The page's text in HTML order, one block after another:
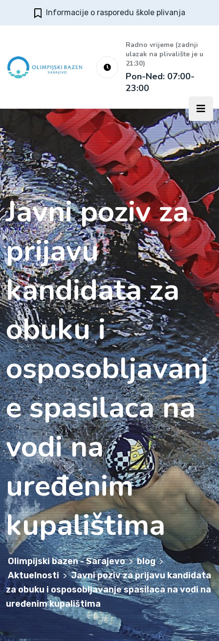
Informacije o rasporedu škole plivanja
Radno vrijeme (zadnji
ulazak na plivalište je u
21:30)
Pon-Ned: 07:00-
23:00
Javni poziv za
prijavu
kandidata za
obuku i
osposobljavanj
e spasilaca na
vodi na
uređenim
kupalištima
Olimpijski bazen - Sarajevo > blog >
Aktuelnosti > Javni poziv za prijavu kandidata
za obuku i osposobljavanje spasilaca na vodi na
uređenim kupalištima